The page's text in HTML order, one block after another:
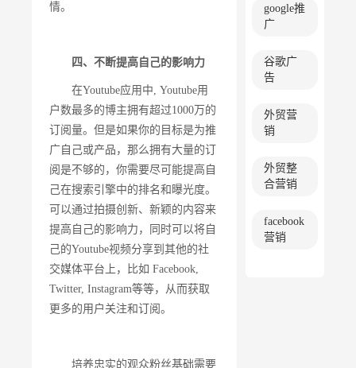
情。
四、不断提高自己的影响力
在Youtube应用中, Youtube用
户数最多的博主拥有超过1000万的
订阅量。但是如果你的目标是为推
广自己或产品，那么拥有大量的订
阅是不够的，你需要尽可能提高自
己在搜索引擎中的排名和曝光度。
可以通过拍摄创新、新颖的内容来
提高自己的影响力，同时可以将自
己的Youtube视频分享到其他的社
交媒体平台上，比如 Facebook,
Twitter, Instagram等等，从而获取
更多的用户关注和订阅。
培养忠实的观众粉丝基础需要
google推
广
谷歌广
告
外贸营
销
外贸整
合营销
facebook
营销